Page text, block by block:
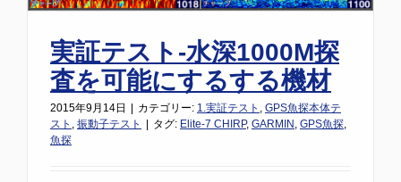
実証テスト-水深1000M探
査を可能にするする機材
2015年9月14日 | カテゴリー: 1.実証テスト
GPS魚探本体テ
スト
振動子テスト | タグ: Elite-7 CHIRP, GARMIN GPS魚探
魚探